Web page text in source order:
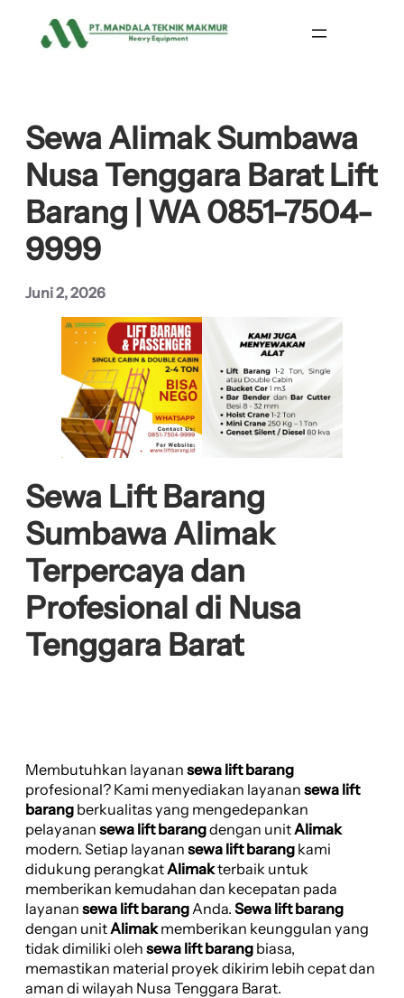
Sewa Alimak Sumbawa
Nusa Tenggara Barat Lift
Barang | WA 0851-7504-
9999
Juni 2, 2026
Sewa Lift Barang
Sumbawa Alimak
Terpercaya dan
Profesional di Nusa
Tenggara Barat
Membutuhkan layanan sewa lift barang
profesional? Kami menyediakan layanan sewa lift
barang berkualitas yang mengedepankan
pelayanan sewa lift barangdengan unit Alimak
modern. Setiap layanan sewa lift barang kami
didukung perangkat Alimakterbaik untuk
memberikan kemudahan dan kecepatan pada
layanan sewa lift barang Anda. Sewa lift barang
dengan unit Alimakmemberikan keunggulan yang
tidak dimiliki oleh sewa lift barang biasa,
memastikan material proyek dikirim lebih cepat dan
aman di wilayah Nusa Tenggara Barat.